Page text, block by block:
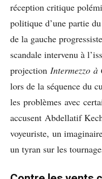
réception critique
politique d’une partie
de la gauche
scandale intervenu à
projection Intermezzo à
lors de la séquence du
les problèmes avec
accusent Abdellatif
voyeuriste, un
un tyran sur les